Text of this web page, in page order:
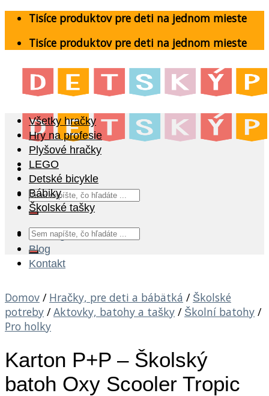
Skip
content
Tisíce produktov pre deti na jednom mieste
Tisíce produktov pre deti na jednom mieste
Hľadať:
Katalóg
Blog
Kontakt
Všetky hračky
Hry na profesie
Plyšové hračky
LEGO
Detské bicykle
Bábiky
Školské tašky
Hľadať:
Domov / Hračky, pre deti a bábätká / Školské
potreby / Aktovky, batohy a tašky / Školní batohy /
Pro holky
Karton P+P – Školský
batoh Oxy Scooler Tropic